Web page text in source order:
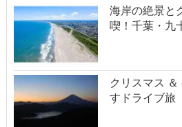
海岸の絶景と
喫！千葉・九
クリスマス
すドライブ旅